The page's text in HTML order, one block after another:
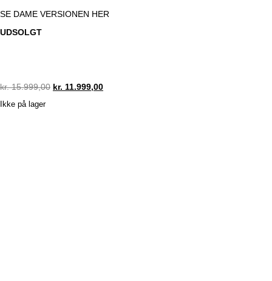
SE DAME VERSIONEN HER
UDSOLGT
kr.15.999,00 Original
kr. 11.999,00Current
Ikke på lager